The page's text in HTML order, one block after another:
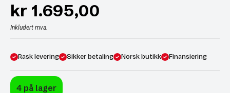
kr 1.695,00
Inkludert mva.
Rask levering Sikker betaling Norsk butikk Finansiering
4 på lager